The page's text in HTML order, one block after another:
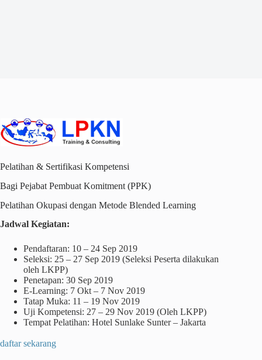
Pelatihan & Sertifikasi Kompetensi
Bagi Pejabat Pembuat Komitment (PPK)
Pelatihan Okupasi dengan Metode Blended Learning
Jadwal Kegiatan:
Pendaftaran: 10 – 24 Sep 2019
Seleksi: 25 – 27 Sep 2019 (Seleksi Peserta dilakukan
oleh LKPP)
Penetapan: 30 Sep 2019
E-Learning: 7 Okt – 7 Nov 2019
Tatap Muka: 11 – 19 Nov 2019
Uji Kompetensi: 27 – 29 Nov 2019 (Oleh LKPP)
Tempat Pelatihan: Hotel Sunlake Sunter – Jakarta
daftar sekarang